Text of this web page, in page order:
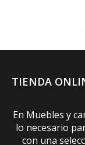
TIENDA
En Muebles y
lo necesario
con una